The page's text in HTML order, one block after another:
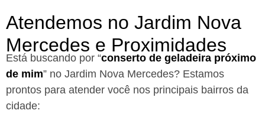
Atendemos no Jardim Nova
Mercedes e Proximidades
Está buscando por “conserto de geladeira próximo
de mim” no Jardim Nova Mercedes? Estamos
prontos para atender você nos principais bairros da
cidade: